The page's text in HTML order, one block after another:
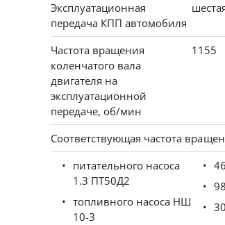
Эксплуатационная
передача КПП автомобиля
Частота вращения
коленчатого вала
двигателя на
эксплуатационной
передаче, об/мин
1155
Соответствующая частота
питательного насоса
1.3 ПТ50Д2
топливного насоса НШ
10-3